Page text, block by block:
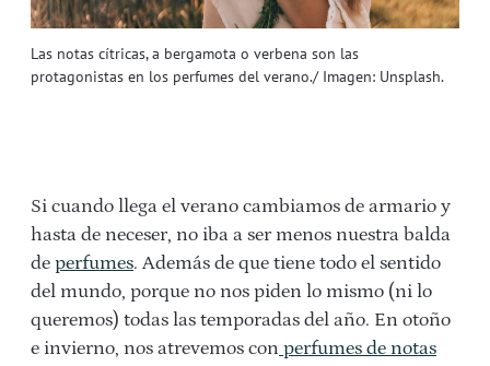
Las notas cítricas, a bergamota o verbena son las
protagonistas en los perfumes del verano./ Imagen: Unsplash.
Si cuando llega el verano cambiamos de armario y
hasta de neceser, no iba a ser menos nuestra balda
de perfumes. Además de que tiene todo el sentido
del mundo, porque no nos piden lo mismo (ni lo
queremos) todas las temporadas del año. En otoño
e invierno, nos atrevemos con perfumes de notas